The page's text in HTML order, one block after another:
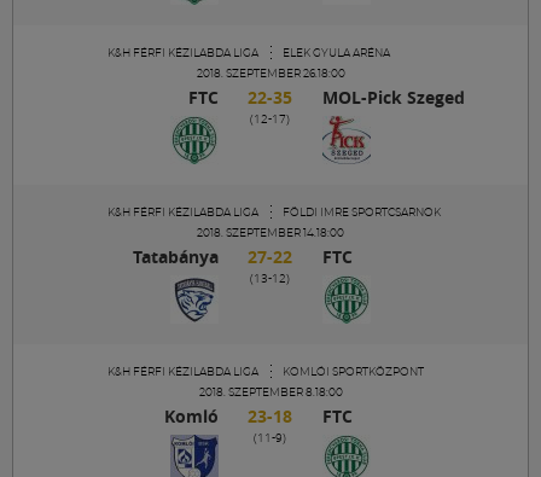
K&H FÉRFI KÉZILABDA LIGA
ELEK GYULA ARÉNA
2018. SZEPTEMBER 26.18:00
FTC 22-35 MOL-Pick Szeged
(12-17)
K&H FÉRFI KÉZILABDA LIGA
FÖLDI IMRE SPORTCSARNOK
2018. SZEPTEMBER 14.18:00
Tatabánya 27-22 FTC
(13-12)
K&H FÉRFI KÉZILABDA LIGA
KOMLÓI SPORTKÖZPONT
2018. SZEPTEMBER 8.18:00
Komló 23-18 FTC
(11-9)